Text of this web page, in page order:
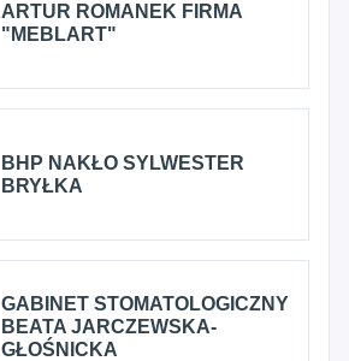
ARTUR ROMANEK FIRMA
"MEBLART"
BHP NAKŁO SYLWESTER
BRYŁKA
GABINET STOMATOLOGICZNY
BEATA JARCZEWSKA-
GŁOŚNICKA